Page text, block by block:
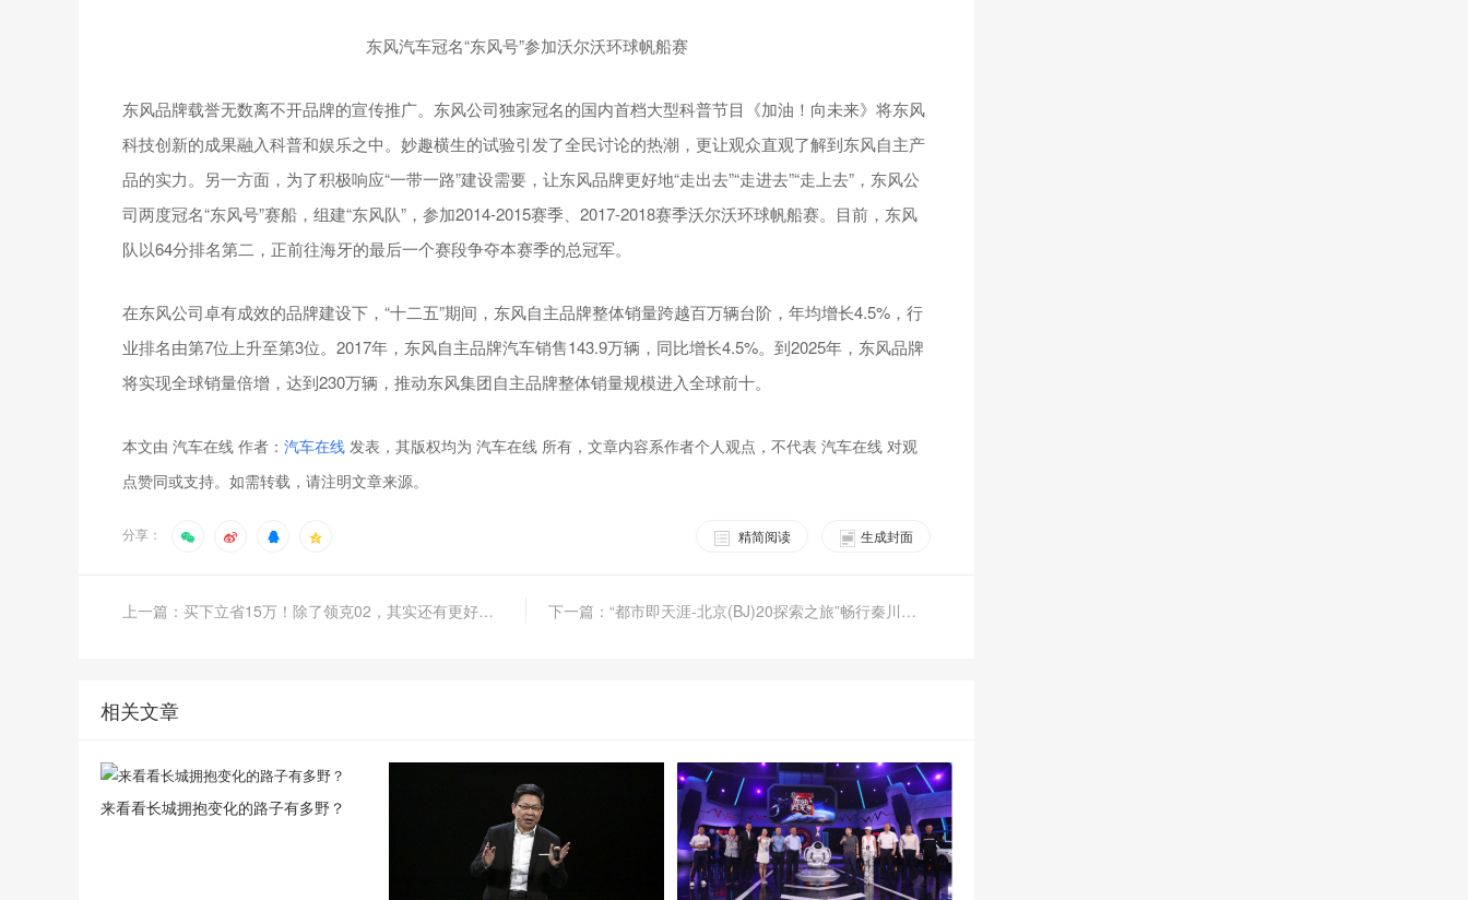
东风汽车冠名“东风号”参加沃尔沃环球帆船赛
东风品牌载誉无数离不开品牌的宣传推广。东风公司独家冠名的国内首档大型科普节目《加油！向未来》将东风
科技创新的成果融入科普和娱乐之中。妙趣横生的试验引发了全民讨论的热潮，更让观众直观了解到东风自主产
品的实力。另一方面，为了积极响应“一带一路”建设需要，让东风品牌更好地“走出去”“走进去”“走上去”，东风公
司两度冠名“东风号”赛船，组建“东风队”，参加2014-2015赛季、2017-2018赛季沃尔沃环球帆船赛。目前，东风
队以64分排名第二，正前往海牙的最后一个赛段争夺本赛季的总冠军。
在东风公司卓有成效的品牌建设下，“十二五”期间，东风自主品牌整体销量跨越百万辆台阶，年均增长4.5%，行
业排名由第7位上升至第3位。2017年，东风自主品牌汽车销售143.9万辆，同比增长4.5%。到2025年，东风品牌
将实现全球销量倍增，达到230万辆，推动东风集团自主品牌整体销量规模进入全球前十。
本文由 汽车在线 作者： 汽车在线 发表，其版权均为 汽车在线 所有，文章内容系作者个人观点，不代表 汽车在线 对观
点赞同或支持。如需转载，请注明文章来源。
分享： 生成封面
精简阅读
上一篇：买下立省15万！除了领克02，其实还有更好的选择 下一篇：“都市即天涯-北京(BJ)20探索之旅”畅行秦川大地
相关文章
来看看长城拥抱变化的路子有多野？